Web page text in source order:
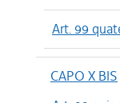
Art. 99
CAPO X BIS